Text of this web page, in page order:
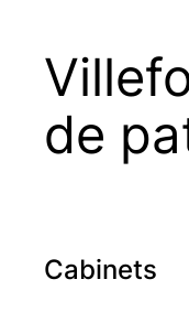
de
Cabinets